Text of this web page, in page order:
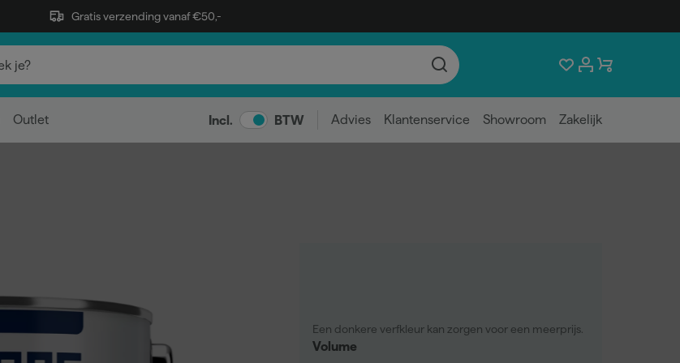
Gratis verzending vanaf €50,-
Outlet Incl. BTW Advies Klantenservice Showroom Zakelijk
Een donkere verfkleur kan zorgen voor een meerprijs.
Volume